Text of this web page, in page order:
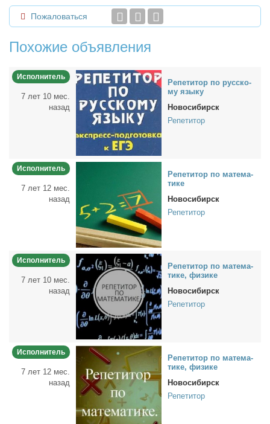
Пожаловаться
Похожие объявления
Исполнитель
7 лет 10 мес.
назад
Ре­пе­ти­тор по рус­ско­
му язы­ку
Новосибирск
Репетитор
Исполнитель
7 лет 12 мес.
назад
Ре­пе­ти­тор по ма­те­ма­
ти­ке
Новосибирск
Репетитор
Исполнитель
7 лет 10 мес.
назад
Ре­пе­ти­тор по ма­те­ма­
ти­ке, физи­ке
Новосибирск
Репетитор
Исполнитель
7 лет 12 мес.
назад
Ре­пе­ти­тор по ма­те­ма­
ти­ке, физи­ке
Новосибирск
Репетитор